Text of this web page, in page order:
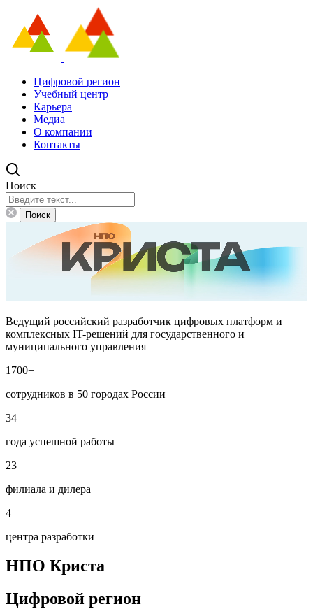
Цифровой регион
Учебный центр
Карьера
Медиа
О компании
Контакты
Поиск
Поиск
Ведущий российский разработчик цифровых платформ и
комплексных IT-решений для государственного и
муниципального управления
1700+
сотрудников в 50 городах России
34
года успешной работы
23
филиала и дилера
4
центра разработки
НПО Криста
Цифровой регион